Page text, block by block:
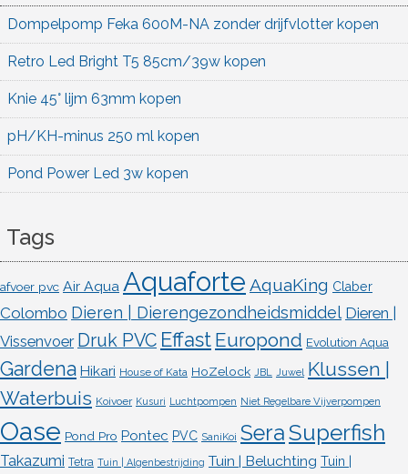
Dompelpomp Feka 600M-NA zonder drijfvlotter kopen
Retro Led Bright T5 85cm/39w kopen
Knie 45° lijm 63mm kopen
pH/KH-minus 250 ml kopen
Pond Power Led 3w kopen
Tags
afvoer pvc Air Aqua Aquaforte AquaKing Claber
Colombo Dieren | Dierengezondheidsmiddel Dieren |
Vissenvoer Druk PVC Effast Europond Evolution Aqua
Gardena Hikari House of Kata HoZelock JBL Juwel Klussen |
Waterbuis Koivoer Kusuri Luchtpompen Niet Regelbare Vijverpompen
Oase Pond Pro Pontec PVC SaniKoi SeraSuperfish
Takazumi Tetra Tuin | Algenbestrijding Tuin | Beluchting Tuin |